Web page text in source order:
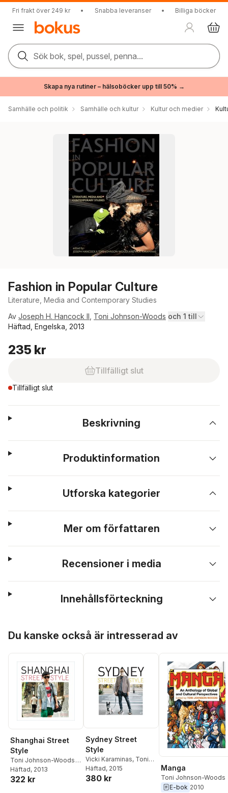
Fri frakt över 249 kr • Snabba leveranser • Billiga böcker
Sök bok, spel, pussel, penna...
Skapa nya rutiner – hälsoböcker upp till 50% →
Samhälle och politik Samhälle och kultur Kultur och medier
Fashion in Popular Culture
Literature, Media and Contemporary Studies
Av Joseph H. Hancock II Toni Johnson-Woods och 1 till
Häftad, Engelska, 2013
235 kr
Tillfälligt slut
Tillfälligt slut
Beskrivning
Produktinformation
Utforska kategorier
Mer om författaren
Recensioner i media
Innehållsförteckning
Du kanske också är intresserad av
Shanghai Street
Style
Toni Johnson-Woods ,
Vicki Karaminas
Häftad, 2013
322 kr
Sydney Street
Style
Vicki Karaminas, Toni
Johnson-Woods
Justine Taylor
Häftad, 2015
380 kr
Manga
Toni Johnson-Woods
E-bok 2010